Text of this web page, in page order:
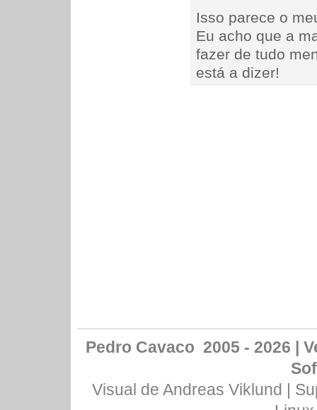
Isso parece o
Eu acho que a
fazer de tudo
está a dizer!
Pedro Cavaco 2005 - 2026 |
Visual de Andreas Viklund |